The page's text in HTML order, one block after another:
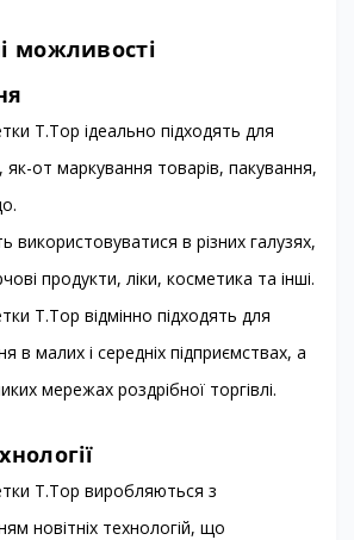
можливості
T.Top ідеально підходять для
як-от маркування товарів, пакування,
використовуватися в різних галузях,
продукти, ліки, косметика та інші.
T.Top відмінно підходять для
в малих і середніх підприємствах, а
мережах роздрібної торгівлі.
T.Top виробляються з
новітніх технологій, що